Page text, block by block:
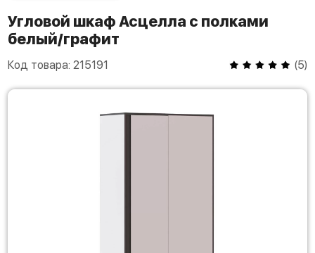
Угловой шкаф Асцелла с полками
белый/графит
Код товара: 215191 (5)